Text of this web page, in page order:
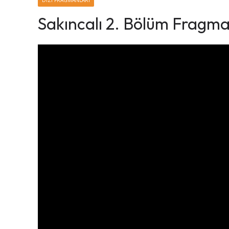
Sakıncalı 2. Bölüm